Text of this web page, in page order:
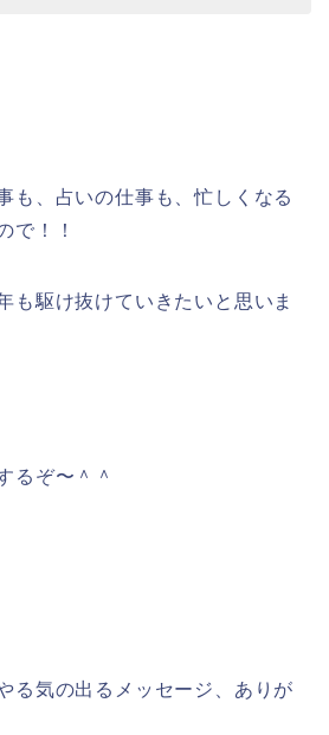
も、占いの仕事も、忙しくなる
で！！
も駆け抜けていきたいと思いま
るぞ〜＾＾
る気の出るメッセージ、ありが